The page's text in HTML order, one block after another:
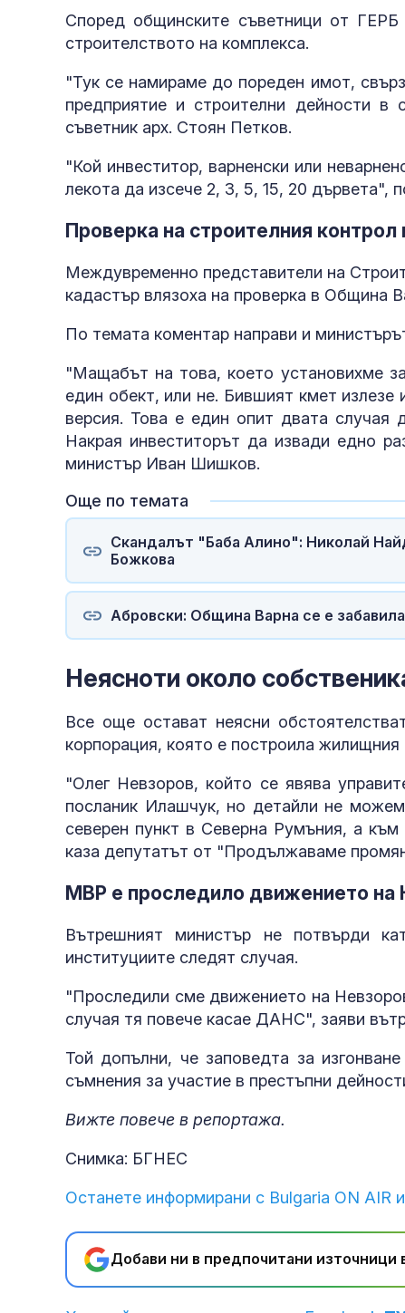
Според общинските съветници от
строителството на комплекса.
"Тук се намираме до пореден имот,
предприятие и строителни дейности в
съветник арх. Стоян Петков.
"Кой инвеститор, варненски или
лекота да изсече 2, 3, 5, 15, 20 дървета",
Проверка на строителния контрол
Междувременно представители на
кадастър влязоха на проверка в Община
По темата коментар направи и
"Мащабът на това, което установихме
един обект, или не. Бившият кмет
версия. Това е един опит двата случая
Накрая инвеститорът да извади едно
министър Иван Шишков.
Още по темата
Скандалът "Баба Алино": Николай
Божкова
Абровски: Община Варна се е
Неясноти около
Все още остават неясни
корпорация, която е построила жилищния
"Олег Невзоров, който се явява
посланик Илашчук, но детайли не
северен пункт в Северна Румъния, а
каза депутатът от "Продължаваме
МВР е проследило движението на
Вътрешният министър не потвърди
институциите следят случая.
"Проследили сме движението на
случая тя повече касае ДАНС", заяви
Той допълни, че заповедта за
съмнения за участие в престъпни
Вижте повече в репортажа.
Снимка: БГНЕС
Останете информирани с Bulgaria ON AIR
Добави ни в предпочитани източници